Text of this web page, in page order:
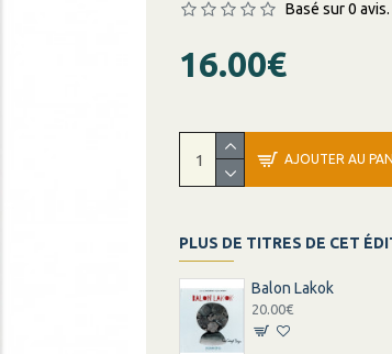
Basé sur 0 avis.
16.00€
AJOUTER AU
PLUS DE TITRES DE CET
Balon Lakok
20.00€